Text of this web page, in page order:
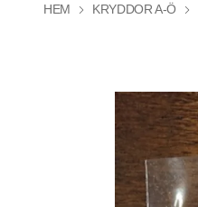
HEM KRYDDOR A-Ö